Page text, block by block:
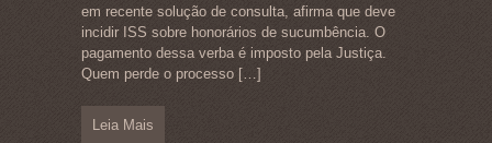
em recente solução de consulta, afirma que deve
incidir ISS sobre honorários de sucumbência. O
pagamento dessa verba é imposto pela Justiça.
Quem perde o processo […]
Leia Mais